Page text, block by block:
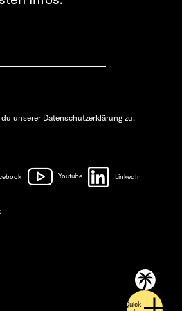
Quick-
unserer Datenschutzerklärung zu.
Youtube LinkedIn